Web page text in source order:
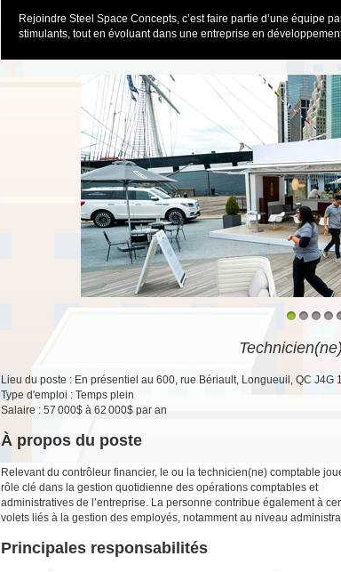
Rejoindre Steel Space Concepts, c’est faire partie d’une équipe
stimulants, tout en évoluant dans une entreprise en
Lieu du poste : En présentiel au 600, rue Bériault, Longueuil, QC J4G
Type d'emploi : Temps plein
Salaire : 57 000$ à 62 000$ par an
À propos du poste
Relevant du contrôleur financier, le ou la technicien(ne) comptable
rôle clé dans la gestion quotidienne des opérations comptables et
administratives de l’entreprise. La personne contribue également à
volets liés à la gestion des employés, notamment au niveau
Principales responsabilités